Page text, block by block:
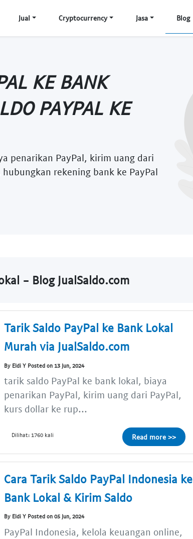
Jual Cryptocurrency Jasa Blog
KE BANK
PAYPAL KE
penarikan PayPal, kirim uang dari
rekening bank ke PayPal
- Blog JualSaldo.com
Tarik Saldo PayPal ke Bank Lokal
Murah via JualSaldo.com
By Eldi Y Posted on 13 Jun, 2024
tarik saldo PayPal ke bank lokal, biaya
penarikan PayPal, kirim uang dari PayPal,
kurs dollar ke rup...
Dilihat: 1760 kali Read more >>
Cara Tarik Saldo PayPal Indonesia ke
Bank Lokal & Kirim Saldo
By Eldi Y Posted on 05 Jun, 2024
PayPal Indonesia, kelola keuangan online,